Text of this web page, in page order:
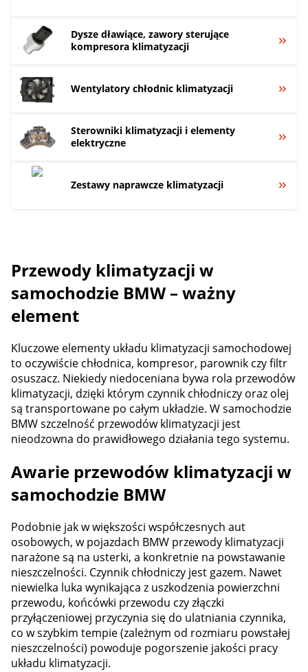
Dysze dławiące, zawory sterujące
kompresora klimatyzacji
Wentylatory chłodnic klimatyzacji
Sterowniki klimatyzacji i elementy
elektryczne
Zestawy naprawcze klimatyzacji
Przewody klimatyzacji w
samochodzie BMW – ważny
element
Kluczowe elementy układu klimatyzacji samochodowej
to oczywiście chłodnica, kompresor, parownik czy filtr
osuszacz. Niekiedy niedoceniana bywa rola przewodów
klimatyzacji, dzięki którym czynnik chłodniczy oraz olej
są transportowane po całym układzie. W samochodzie
BMW szczelność przewodów klimatyzacji jest
nieodzowna do prawidłowego działania tego systemu.
Awarie przewodów klimatyzacji w
samochodzie BMW
Podobnie jak w większości współczesnych aut
osobowych, w pojazdach BMW przewody klimatyzacji
narażone są na usterki, a konkretnie na powstawanie
nieszczelności. Czynnik chłodniczy jest gazem. Nawet
niewielka luka wynikająca z uszkodzenia powierzchni
przewodu, końcówki przewodu czy złączki
przyłączeniowej przyczynia się do ulatniania czynnika,
co w szybkim tempie (zależnym od rozmiaru powstałej
nieszczelności) powoduje pogorszenie jakości pracy
układu klimatyzacji.